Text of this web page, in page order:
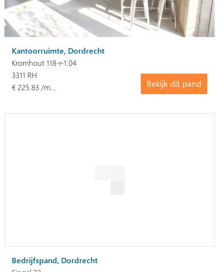
Kantoorruimte, Dordrecht
Kromhout 118-r-1.04
Bekijk dit pand
3311 RH
€ 225.83 /m…
Bedrijfspand, Dordrecht